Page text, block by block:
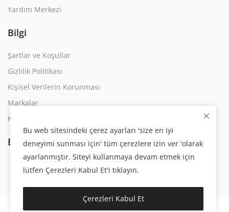
Yardım Merkezi
Bilgi
Şartlar ve Koşullar
Gizlilik Politikası
Kişisel Verilerin Korunması
Markalar
Kullanım Sözleşmesi
Bizi Takip Edin
Bu web sitesindeki çerez ayarları 'size en iyi
deneyimi sunması için' tüm çerezlere izin ver 'olarak
ayarlanmıştır. Siteyi kullanmaya devam etmek için
lütfen Çerezleri Kabul Et'i tıklayın.
Çerezleri Kabul Et